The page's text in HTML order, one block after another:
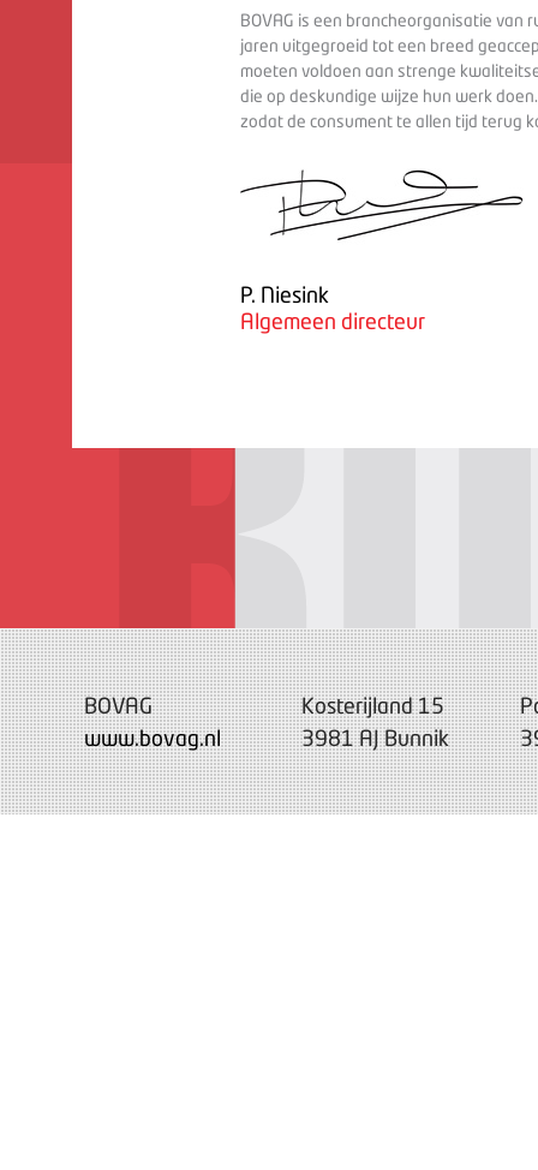
BOVAG is een brancheorganisatie van
jaren uitgegroeid tot een breed
moeten voldoen aan strenge
die op deskundige wijze hun werk
zodat de consument te allen tijd terug
P. Niesink
Algemeen directeur
BOVAG
www.bovag.nl
Kosterijland 15
3981 AJ Bunnik